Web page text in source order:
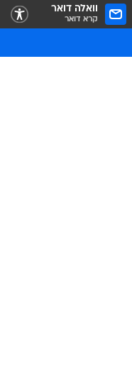
וואלה דואר
קרא דואר